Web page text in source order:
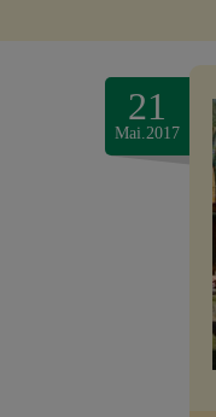
21
Mai.2017